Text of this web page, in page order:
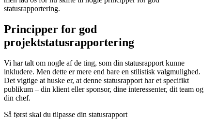
statusrapportering.
Principper for god
projektstatusrapportering
Vi har talt om nogle af de ting, som din statusrapport kunne
inkludere. Men dette er mere end bare en stilistisk valgmulighed.
Det vigtige at huske er, at denne statusrapport har et specifikt
publikum – din klient eller sponsor, dine interessenter, dit team og
din chef.
Så først skal du tilpasse din statusrapport